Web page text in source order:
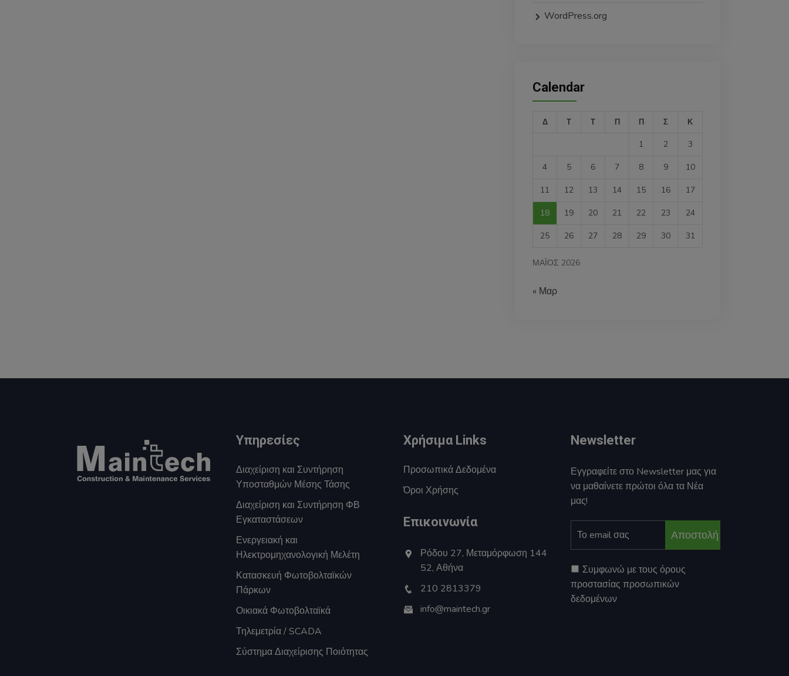
WordPress.org
Calendar
ΜΆΙΟΣ 2026
Δ Τ Τ Π Π Σ Κ
1 2 3
4 5 6 7 8 9 10
11 12 13 14 15 16 17
18 19 20 21 22 23 24
25 26 27 28 29 30 31
« Μαρ
Υπηρεσίες
Διαχείριση και Συντήρηση
Υποσταθμών Μέσης Τάσης
Διαχείριση και Συντήρηση ΦΒ
Εγκαταστάσεων
Ενεργειακή και
Ηλεκτρομηχανολογική Μελέτη
Κατασκευή Φωτοβολταϊκών
Πάρκων
Οικιακά Φωτοβολταϊκά
Τηλεμετρία / SCADA
Σύστημα Διαχείρισης Ποιότητας
Χρήσιμα Links
Προσωπικά Δεδομένα
Όροι Χρήσης
Επικοινωνία
Ρόδου 27, Μεταμόρφωση 144
52, Αθήνα
210 2813379
info@maintech.gr
Newsletter
Εγγραφείτε στο Newsletter μας για
να μαθαίνετε πρώτοι όλα τα Νέα
μας!
Αποστολή
Συμφωνώ με τους όρους
προστασίας προσωπικών
δεδομένων